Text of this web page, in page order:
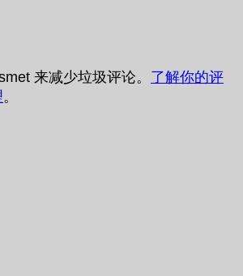
来减少垃圾评论。 了解你的评
。